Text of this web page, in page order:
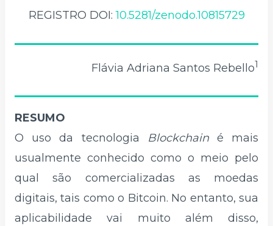
REGISTRO DOI:10.5281/zenodo.10815729
Flávia Adriana Santos Rebello1
RESUMO
O uso da tecnologia
Blockchainé mais
usualmente conhecido como o meio pelo
qual são comercializadas as moedas
digitais, tais como o Bitcoin. No entanto, sua
aplicabilidade vai muito além disso,